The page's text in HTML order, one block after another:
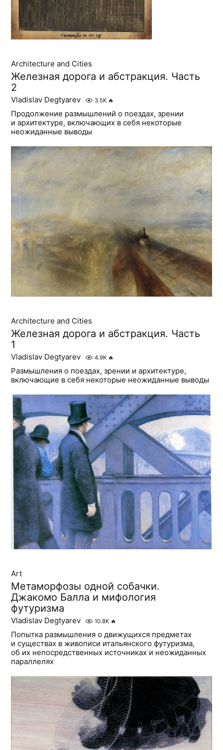
Architecture and Cities
Железная дорога и абстракция. Часть
2
Vladislav Degtyarev 3.5K 🔥
Продолжение размышлений о поездах, зрении
и архитектуре, включающих в себя некоторые
неожиданные выводы
Architecture and Cities
Железная дорога и абстракция. Часть
1
Vladislav Degtyarev 4.9K 🔥
Размышления о поездах, зрении и архитектуре,
включающие в себя некоторые неожиданные выводы
Art
Метаморфозы одной собачки.
Джакомо Балла и мифология
футуризма
Vladislav Degtyarev 10.8K 🔥
Попытка размышления о движущихся предметах
и существах в живописи итальянского футуризма,
об их непосредственных источниках и неожиданных
параллелях